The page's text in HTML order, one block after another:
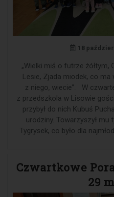
18
„Wielki miś o futrze
Lesie, Zjada miodek, co ma
z niego, wiecie”. W
z przedszkola w Lisowie
przybył do nich Kubuś
urodziny. Towarzyszył mu
Tygrysek, co było dla
Czwartkowe
29